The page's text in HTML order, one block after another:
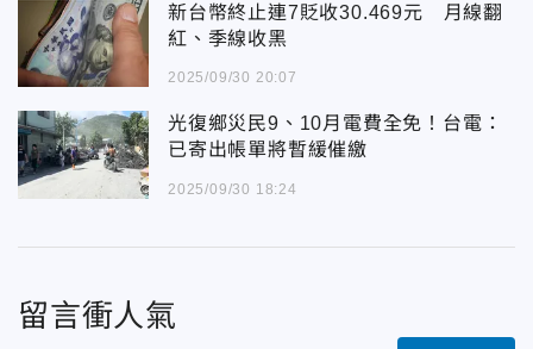
新台幣終止連7貶收30.469元 月線翻
紅、季線收黑
2025/09/30 20:07
光復鄉災民9、10月電費全免！台電：
已寄出帳單將暫緩催繳
2025/09/30 18:24
留言衝人氣